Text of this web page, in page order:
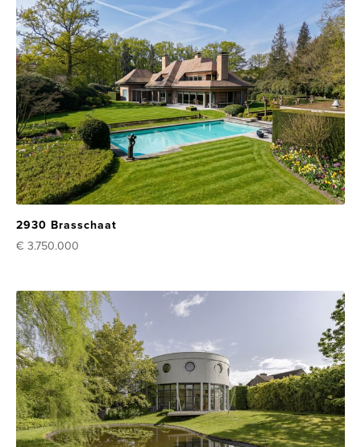
2930 Brasschaat
€ 3.750.000